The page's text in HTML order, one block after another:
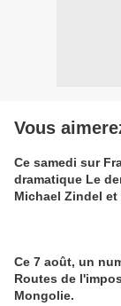
Vous
Ce samedi sur
dramatique Le
Michael Zindel
Ce 7 août, un
Routes de
Mongolie.